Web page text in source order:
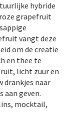
hybride
grapefruit
vangt deze
om de creatie
en thee te
licht zuur en
drankjes naar
aan geven.
mocktail,